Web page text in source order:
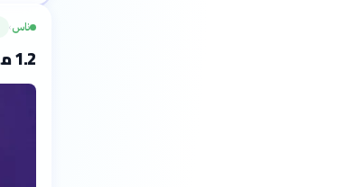
ناس›
1.2 مليار شخص يعانون اضطرابات نفسية في 2023